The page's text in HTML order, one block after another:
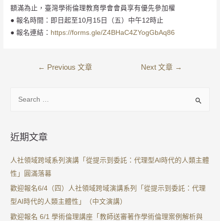
額滿為止，臺灣學術倫理教育學會會員享有優先參加權
● 報名時間：即日起至10月15日（五）中午12時止
● 報名連結： https://forms.gle/Z4BHaC4ZYogGbAq86
← Previous 文章 Next 文章 →
近期文章
人社領域跨域系列演講「從提示到委託：代理型AI時代的人類主體
性」圓滿落幕
歡迎報名6/4（四）人社領域跨域演講系列「從提示到委託：代理
型AI時代的人類主體性」（中文演講）
歡迎報名 6/1 學術倫理講座「教師送審著作學術倫理案例解析與